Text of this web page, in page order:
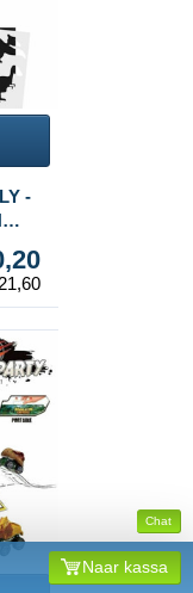
Chat
Naar kassa
-
21,60